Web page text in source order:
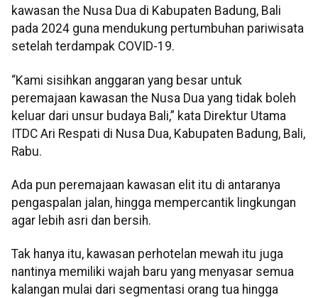
kawasan the Nusa Dua di Kabupaten Badung, Bali
pada 2024 guna mendukung pertumbuhan pariwisata
setelah terdampak COVID-19.
“Kami sisihkan anggaran yang besar untuk
peremajaan kawasan the Nusa Dua yang tidak boleh
keluar dari unsur budaya Bali,” kata Direktur Utama
ITDC Ari Respati di Nusa Dua, Kabupaten Badung, Bali,
Rabu.
Ada pun peremajaan kawasan elit itu di antaranya
pengaspalan jalan, hingga mempercantik lingkungan
agar lebih asri dan bersih.
Tak hanya itu, kawasan perhotelan mewah itu juga
nantinya memiliki wajah baru yang menyasar semua
kalangan mulai dari segmentasi orang tua hingga